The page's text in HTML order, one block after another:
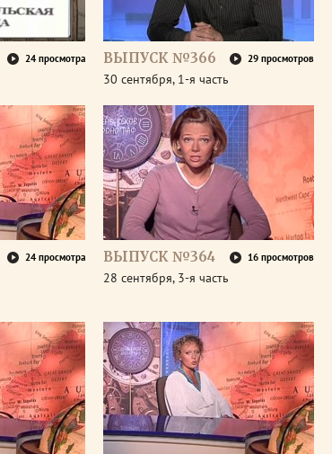
24 просмотра ВЫПУСК №366 29 просмотров
30 сентября, 1-я часть
24 просмотра ВЫПУСК №364 16 просмотров
28 сентября, 3-я часть